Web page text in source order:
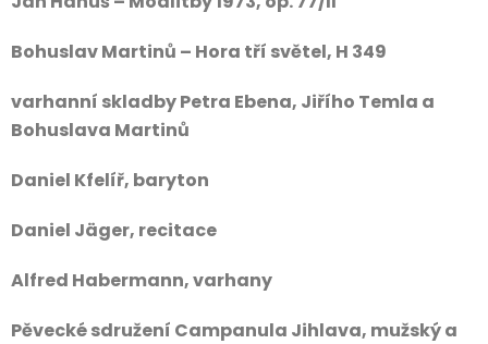
Bohuslav Martinů – Hora tří světel, H 349
varhanní skladby Petra Ebena, Jiřího Temla a
Bohuslava Martinů
Daniel Kfelíř, baryton
Daniel Jäger, recitace
Alfred Habermann, varhany
Pěvecké sdružení Campanula Jihlava, mužský a